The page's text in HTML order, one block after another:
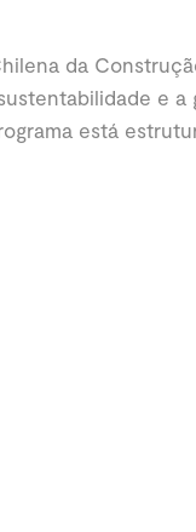
da
e a
está